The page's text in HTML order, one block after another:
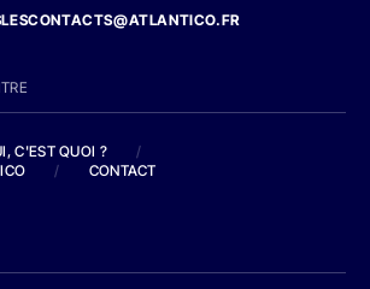
C'EST QUOI ?
/
/ CONTACT